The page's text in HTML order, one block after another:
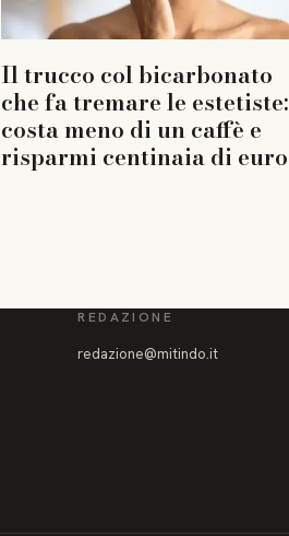
Il trucco col bicarbonato
che fa tremare le estetiste:
costa meno di un caffè e
risparmi centinaia di euro
REDAZIONE
redazione@mitindo.it